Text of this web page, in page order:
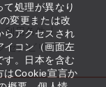
処理が異なり
変更または改
らアクセスされ
イコン（画面左
。日本を含む
はCookie宣言か
利用条件
セシビリティ